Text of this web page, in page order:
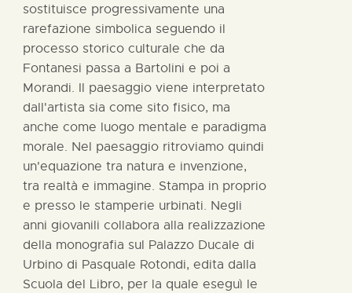
sostituisce progressivamente una
rarefazione simbolica seguendo il
processo storico culturale che da
Fontanesi passa a Bartolini e poi a
Morandi. Il paesaggio viene interpretato
dall'artista sia come sito fisico, ma
anche come luogo mentale e paradigma
morale. Nel paesaggio ritroviamo quindi
un'equazione tra natura e invenzione,
tra realtà e immagine. Stampa in proprio
e presso le stamperie urbinati. Negli
anni giovanili collabora alla realizzazione
della monografia sul Palazzo Ducale di
Urbino di Pasquale Rotondi, edita dalla
Scuola del Libro, per la quale eseguì le